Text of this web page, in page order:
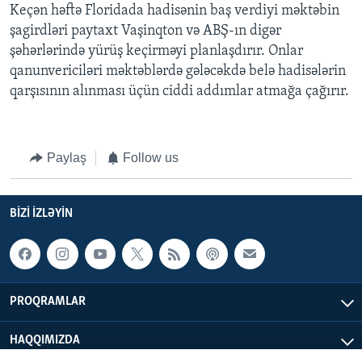
Keçən həftə Floridada hadisənin baş verdiyi məktəbin
şagirdləri paytaxt Vaşinqton və ABŞ-ın digər
şəhərlərində yürüş keçirməyi planlaşdırır. Onlar
qanunvericiləri məktəblərdə gələcəkdə belə hadisələrin
qarşısının alınması üçün ciddi addımlar atmağa çağırır.
Paylaş Follow us
BIZI IZLƏYIN
PROQRAMLAR
HAQQIMIZDA